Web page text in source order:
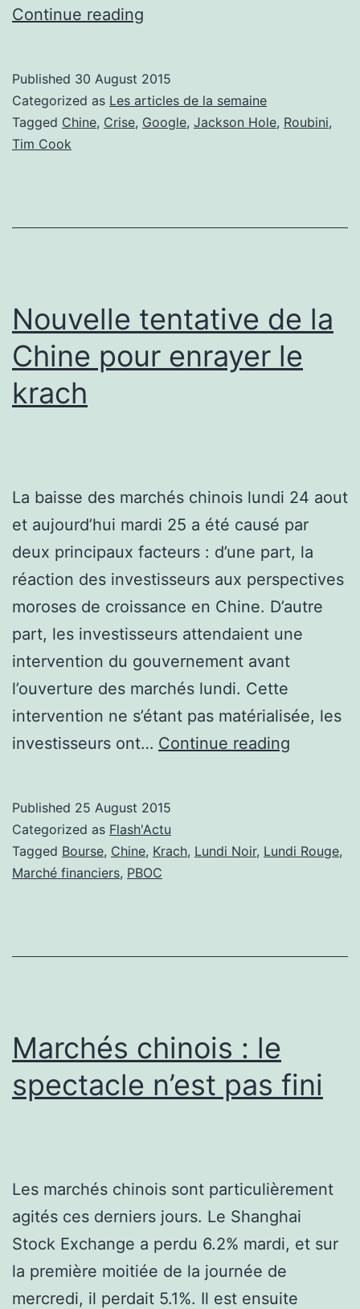
Continue reading
la
semaine
Published 30 August 2015
Categorized as Les articles de la semaine
Tagged Chine, Crise, Google, Jackson Hole, Roubini,
Tim Cook
Nouvelle tentative de la
Chine pour enrayer le
krach
La baisse des marchés chinois lundi 24 aout
et aujourd’hui mardi 25 a été causé par
deux principaux facteurs : d’une part, la
réaction des investisseurs aux perspectives
moroses de croissance en Chine. D’autre
part, les investisseurs attendaient une
intervention du gouvernement avant
l’ouverture des marchés lundi. Cette
intervention ne s’étant pas matérialisée, les
investisseurs ont… Continue reading
Chine
krach
Published 25 August 2015
Categorized as Flash'Actu
Tagged Bourse, Chine, Krach, Lundi Noir, Lundi Rouge,
Marché financiers, PBOC
Marchés chinois : le
spectacle n’est pas fini
Les marchés chinois sont particulièrement
agités ces derniers jours. Le Shanghai
Stock Exchange a perdu 6.2% mardi, et sur
la première moitiée de la journée de
mercredi, il perdait 5.1%. Il est ensuite